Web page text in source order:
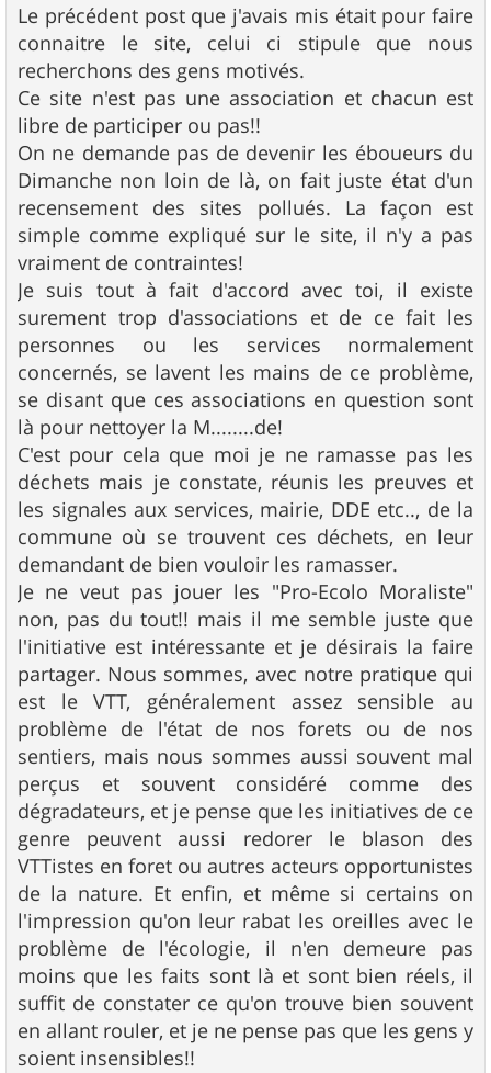
s
s
a
g
e
Le précédent post que j'avais mis était pour faire
connaitre le site, celui ci stipule que nous
recherchons des gens motivés.
Ce site n'est pas une association et chacun est
libre de participer ou pas!!
On ne demande pas de devenir les éboueurs du
Dimanche non loin de là, on fait juste état d'un
recensement des sites pollués. La façon est
simple comme expliqué sur le site, il n'y a pas
vraiment de contraintes!
Je suis tout à fait d'accord avec toi, il existe
surement trop d'associations et de ce fait les
personnes ou les services normalement
concernés, se lavent les mains de ce problème,
se disant que ces associations en question sont
là pour nettoyer la M........de!
C'est pour cela que moi je ne ramasse pas les
déchets mais je constate, réunis les preuves et
les signales aux services, mairie, DDE etc.., de la
commune où se trouvent ces déchets, en leur
demandant de bien vouloir les ramasser.
Je ne veut pas jouer les "Pro-Ecolo Moraliste"
non, pas du tout!! mais il me semble juste que
l'initiative est intéressante et je désirais la faire
partager. Nous sommes, avec notre pratique qui
est le VTT, généralement assez sensible au
problème de l'état de nos forets ou de nos
sentiers, mais nous sommes aussi souvent mal
perçus et souvent considéré comme des
dégradateurs, et je pense que les initiatives de ce
genre peuvent aussi redorer le blason des
VTTistes en foret ou autres acteurs opportunistes
de la nature. Et enfin, et même si certains on
l'impression qu'on leur rabat les oreilles avec le
problème de l'écologie, il n'en demeure pas
moins que les faits sont là et sont bien réels, il
suffit de constater ce qu'on trouve bien souvent
en allant rouler, et je ne pense pas que les gens y
soient insensibles!!